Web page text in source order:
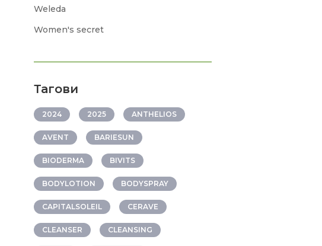
Weleda
Women's secret
Тагови
2024 2025 ANTHELIOS
AVENT BARIESUN
BIODERMA BIVITS
BODYLOTION BODYSPRAY
CAPITALSOLEIL CERAVE
CLEANSER CLEANSING